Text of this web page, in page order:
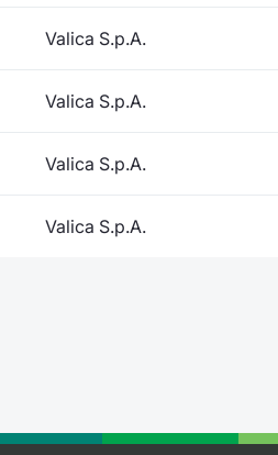
Valica S.p.A.
Valica S.p.A.
Valica S.p.A.
Valica S.p.A.